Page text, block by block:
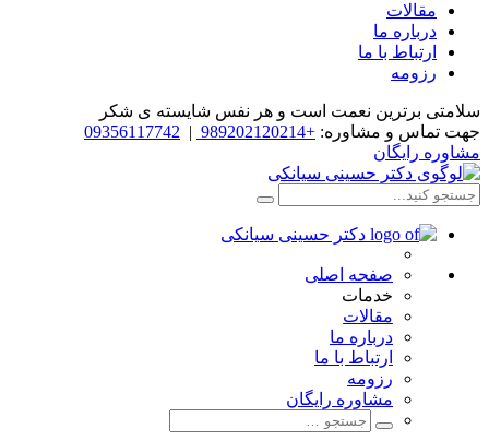
مقالات
درباره ما
ارتباط با ما
رزومه
سلامتی برترین نعمت است و هر نفس شایسته­ ی شکر
جهت تماس و مشاوره: +989202120214
|
09356117742
مشاوره رایگان
صفحه اصلی
خدمات
مقالات
درباره ما
ارتباط با ما
رزومه
مشاوره رایگان